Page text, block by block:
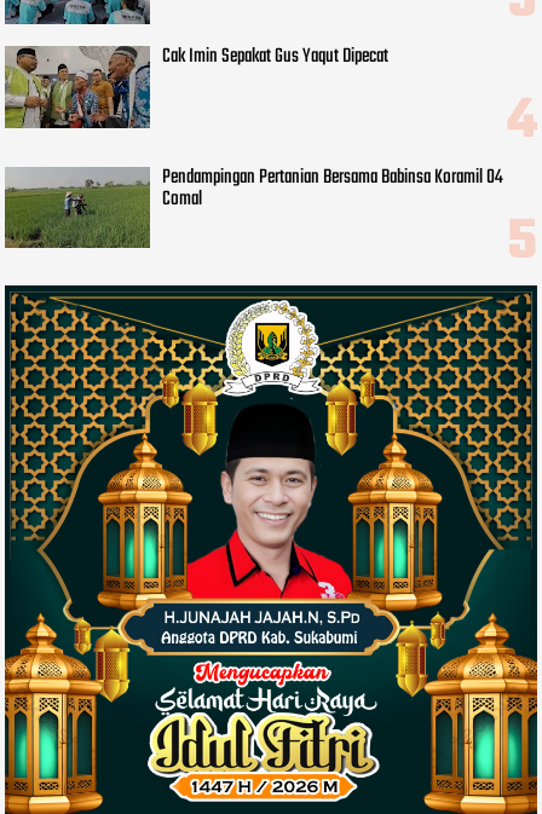
Cak Imin Sepakat Gus Yaqut Dipecat
Pendampingan Pertanian Bersama Babinsa Koramil 04
Comal